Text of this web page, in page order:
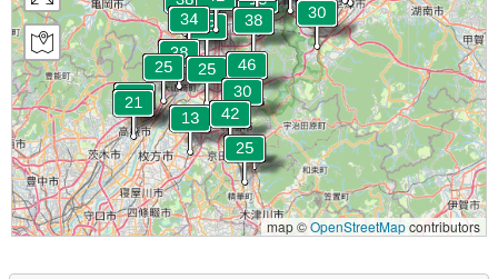
map ©OpenStreetMapcontributors